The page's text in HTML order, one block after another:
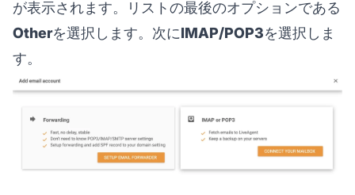
が表示されます。リストの最後のオプションである
Otherを選択します。次にIMAP/POP3を選択しま
す。